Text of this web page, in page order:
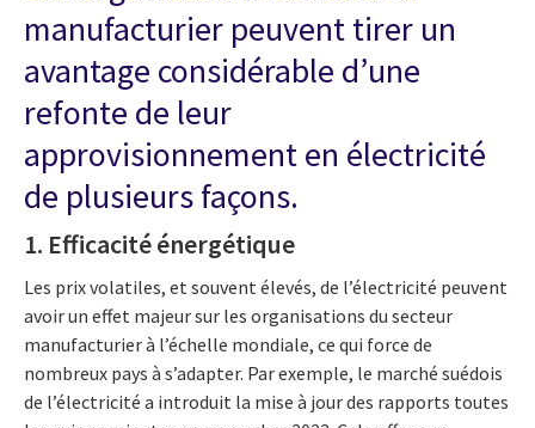
manufacturier peuvent tirer un
avantage considérable d’une
refonte de leur
approvisionnement en électricité
de plusieurs façons.
1. Efficacité énergétique
Les prix volatiles, et souvent élevés, de l’électricité peuvent
avoir un effet majeur sur les organisations du secteur
manufacturier à l’échelle mondiale, ce qui force de
nombreux pays à s’adapter. Par exemple, le marché suédois
de l’électricité a introduit la mise à jour des rapports toutes